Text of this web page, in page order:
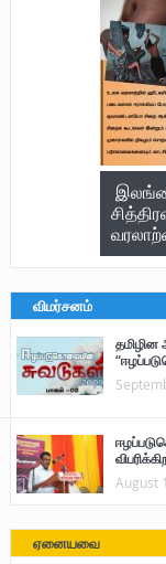
விமர்சனம்
தமிழின
August
ஏனையவை